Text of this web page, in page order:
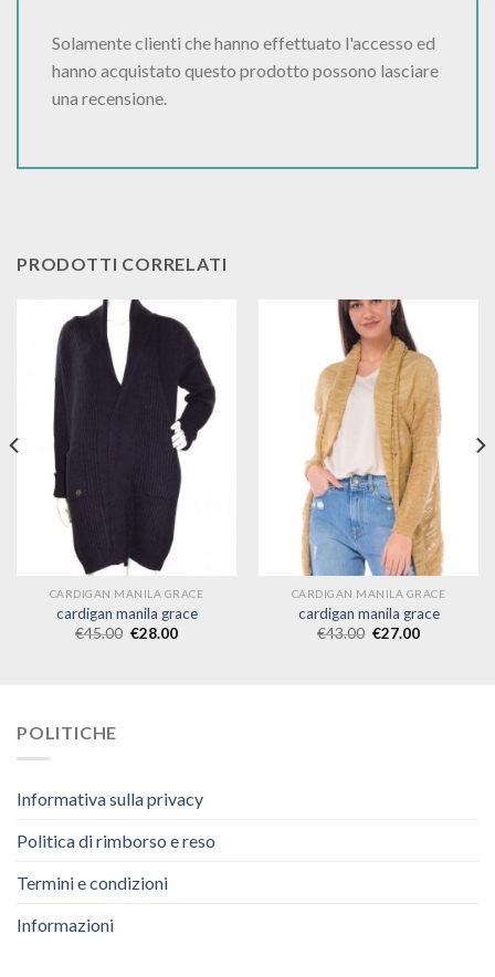
Solamente clienti che hanno effettuato l'accesso ed
hanno acquistato questo prodotto possono lasciare
una recensione.
PRODOTTI CORRELATI
CARDIGAN MANILA GRACE
cardigan manila grace
€45.00 €28.00
CARDIGAN MANILA GRACE
cardigan manila grace
€43.00 €27.00
POLITICHE
Informativa sulla privacy
Politica di rimborso e reso
Termini e condizioni
Informazioni